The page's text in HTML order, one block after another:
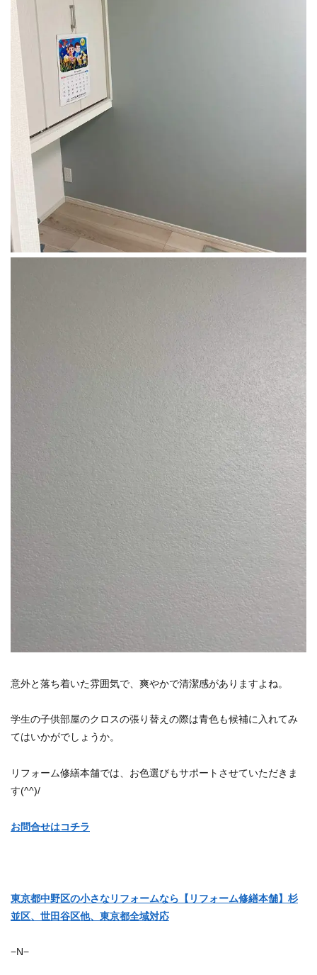
意外と落ち着いた雰囲気で、爽やかで清潔感がありますよね。
学生の子供部屋のクロスの張り替えの際は青色も候補に入れてみ
てはいかがでしょうか。
リフォーム修繕本舗では、お色選びもサポートさせていただきま
す(^^)/
お問合せはコチラ
東京都中野区の小さなリフォームなら【リフォーム修繕本舗】杉
並区、世田谷区他、東京都全域対応
−N−